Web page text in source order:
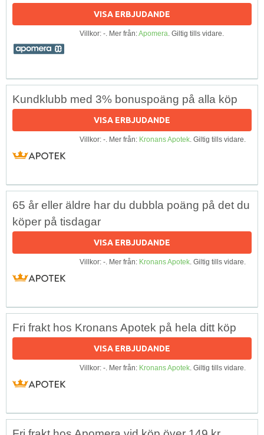
VISA ERBJUDANDE
Villkor: -. Mer från:Apomera. Giltig tills vidare.
Kundklubb med 3% bonuspoäng på alla köp
VISA ERBJUDANDE
Villkor: -. Mer från: Kronans Apotek. Giltig tills vidare.
65 år eller äldre har du dubbla poäng på det du
köper på tisdagar
VISA ERBJUDANDE
Villkor: -. Mer från: Kronans Apotek. Giltig tills vidare.
Fri frakt hos Kronans Apotek på hela ditt köp
VISA ERBJUDANDE
Villkor: -. Mer från: Kronans Apotek. Giltig tills vidare.